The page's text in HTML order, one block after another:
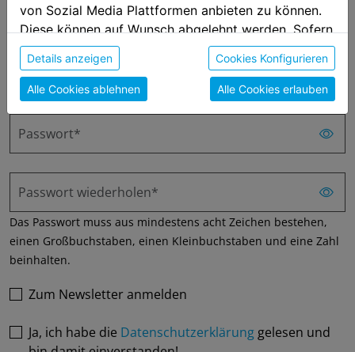
E-Mail*
Telefonnummer*
Das Passwort muss aus mindestens acht Zeichen bestehen,
einen Großbuchstaben, einen Kleinbuchstaben und eine Zahl
beinhalten.
Zum Newsletter anmelden
Ja, ich habe die Datenschutzerklärung gelesen und
von Sozial Media Plattformen anbieten zu können.
Diese können auf Wunsch abgelehnt werden. Sofern
sie unsere Webseite weiter nutzen, geben Sie
Einwilligung zu unseren Cookies.
Details anzeigen Cookies Konfigurieren
Alle Cookies ablehnen Alle Cookies erlauben